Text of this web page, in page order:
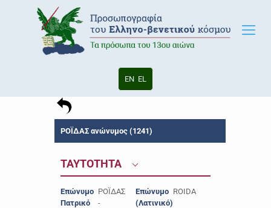
EN EL
ΡΟΪΔΑΣ ανώνυμος (1241)
ΤΑΥΤΟΤΗΤΑ
Επώνυμο ΡΟΪΔΑΣ
Πατρικό
-
Επώνυμο
(Λατινικό)
ROIDA